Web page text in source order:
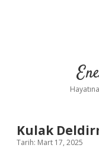
Kulak
Tarih: Mart 17, 2025